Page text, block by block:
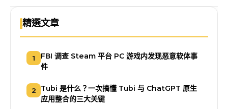
精選文章
1
FBI 调查 Steam 平台 PC 游戏内发现恶意软体事
件
2
Tubi 是什么？一次搞懂 Tubi 与 ChatGPT 原生
应用整合的三大关键